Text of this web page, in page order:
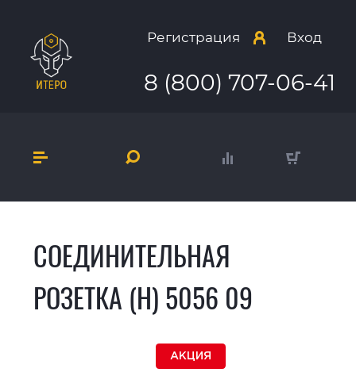
Регистрация Вход
8 (800) 707-06-41
СОЕДИНИТЕЛЬНАЯ
РОЗЕТКА (Н) 5056 09
АКЦИЯ